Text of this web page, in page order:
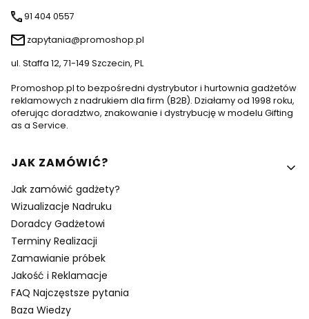
91 404 0557
zapytania@promoshop.pl
ul. Staffa 12, 71-149 Szczecin, PL
Promoshop.pl to bezpośredni dystrybutor i hurtownia gadżetów
reklamowych z nadrukiem dla firm (B2B). Działamy od 1998 roku,
oferując doradztwo, znakowanie i dystrybucję w modelu Gifting
as a Service.
Linki w stopce
JAK ZAMÓWIĆ?
Jak zamówić gadżety?
Wizualizacje Nadruku
Doradcy Gadżetowi
Terminy Realizacji
Zamawianie próbek
Jakość i Reklamacje
FAQ Najczęstsze pytania
Baza Wiedzy